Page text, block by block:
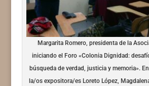
Margarita Romero, presidenta de la
iniciando el Foro «Colonia Dignidad:
búsqueda de verdad, justicia y memoria».
la/os expositora/es Loreto López,